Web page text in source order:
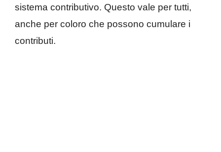
sistema contributivo. Questo vale per tutti,
anche per coloro che possono cumulare i
contributi.